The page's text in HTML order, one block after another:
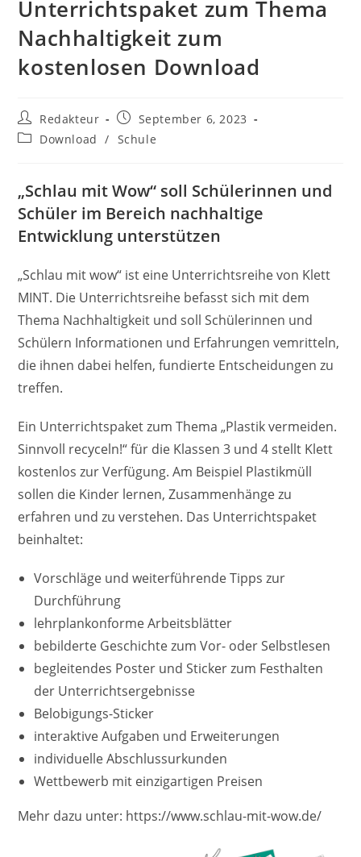
Unterrichtspaket zum Thema
Nachhaltigkeit zum
kostenlosen Download
Beitrags-
Autor:
Redakteur
Beitrag
veröffentlicht:
September 6, 2023
Beitrags-
Download / Schule
„Schlau mit Wow“ soll Schülerinnen und
Schüler im Bereich nachhaltige
Entwicklung unterstützen
„Schlau mit wow“ ist eine Unterrichtsreihe von Klett
MINT. Die Unterrichtsreihe befasst sich mit dem
Thema Nachhaltigkeit und soll Schülerinnen und
Schülern Informationen und Erfahrungen vemritteln,
die ihnen dabei helfen, fundierte Entscheidungen zu
treffen.
Ein Unterrichtspaket zum Thema „Plastik vermeiden.
Sinnvoll recyceln!“ für die Klassen 3 und 4 stellt Klett
kostenlos zur Verfügung. Am Beispiel Plastikmüll
sollen die Kinder lernen, Zusammenhänge zu
erfahren und zu verstehen. Das Unterrichtspaket
beinhaltet:
Vorschläge und weiterführende Tipps zur
Durchführung
lehrplankonforme Arbeitsblätter
bebilderte Geschichte zum Vor- oder Selbstlesen
begleitendes Poster und Sticker zum Festhalten
der Unterrichtsergebnisse
Belobigungs-Sticker
interaktive Aufgaben und Erweiterungen
individuelle Abschlussurkunden
Wettbewerb mit einzigartigen Preisen
Mehr dazu unter: https://www.schlau-mit-wow.de/